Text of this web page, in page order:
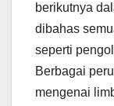
berikutnya
dibahas
seperti
Berbagai
mengenai